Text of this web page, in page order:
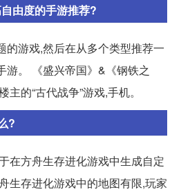
由度的手游推荐?
的游戏,然后在从多个类型推荐一
游。 《盛兴帝国》&《钢铁之
的“古代战争”游戏,手机。
?
在方舟生存进化游戏中生成自定
生存进化游戏中的地图有限,玩家